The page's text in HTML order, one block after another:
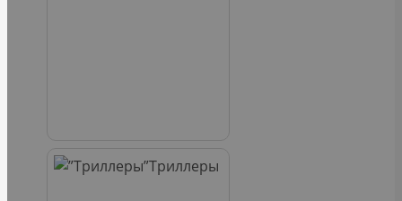
Триллеры